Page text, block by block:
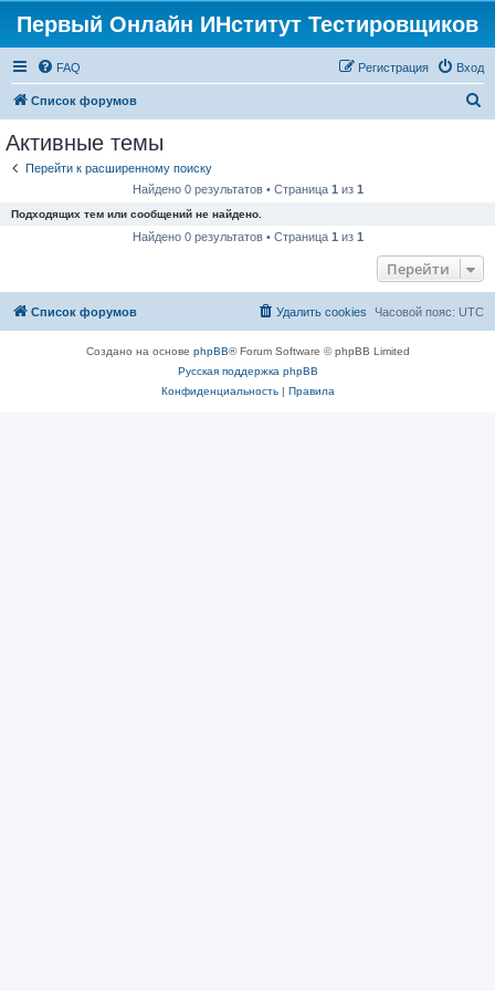
Первый Онлайн ИНститут Тестировщиков
FAQ Вход
Регистрация
Список форумов
Активные темы
Перейти к расширенному поиску
Найдено 0 результатов • Страница 1 из 1
Подходящих тем или сообщений не найдено.
Найдено 0 результатов • Страница 1 из 1
Перейти
Список форумов Часовой пояс: UTC
Удалить cookies
Создано на основе phpBB® Forum Software © phpBB Limited
Русская поддержка phpBB
Конфиденциальность| Правила